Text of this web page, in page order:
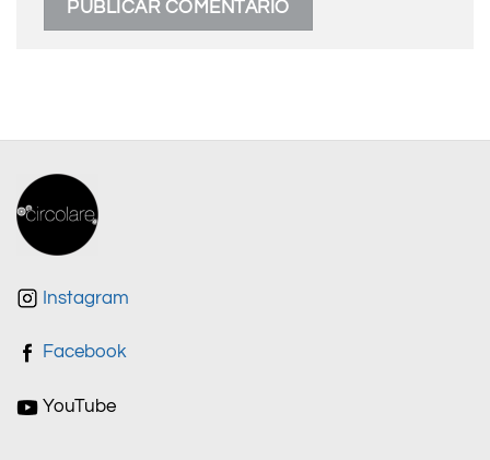
Instagram
Facebook
YouTube